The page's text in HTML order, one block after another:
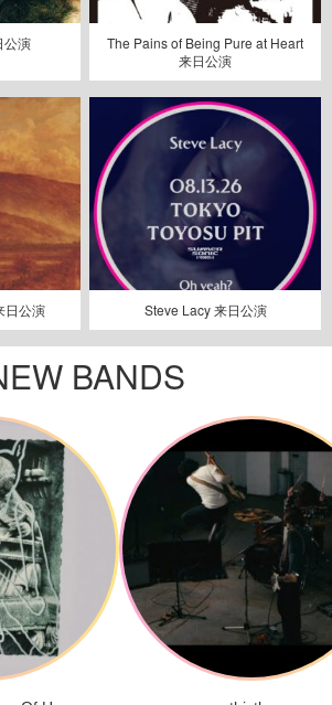
公演
The Pains of Being Pure at Heart
来日公演
日公演 Steve Lacy 来日公演
BANDS